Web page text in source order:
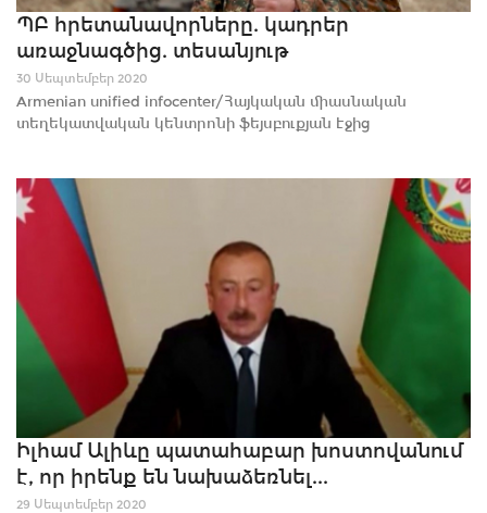
ՊԲ հրետանավորները. կադրեր
առաջնագծից. տեսանյութ
30 Սեպտեմբեր 2020
Armenian unified infocenter/Հայկական միասնական
տեղեկատվական կենտրոնի ֆեյսբուքյան էջից
Իլհամ Ալիևը պատահաբար խոստովանում
է, որ իրենք են նախաձեռնել...
29 Սեպտեմբեր 2020